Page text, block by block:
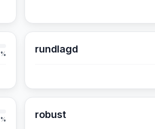
% rundlagd
% robust